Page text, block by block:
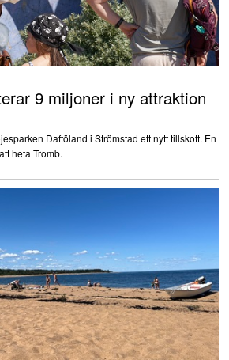
9 miljoner i ny attraktion
Daftöland i Strömstad ett nytt tillskott. En
heta Tromb.